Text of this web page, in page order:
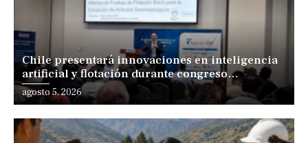
Chile presentará innovaciones en inteligencia
artificial y flotación durante congreso
internacional en Lima
agosto 5, 2026